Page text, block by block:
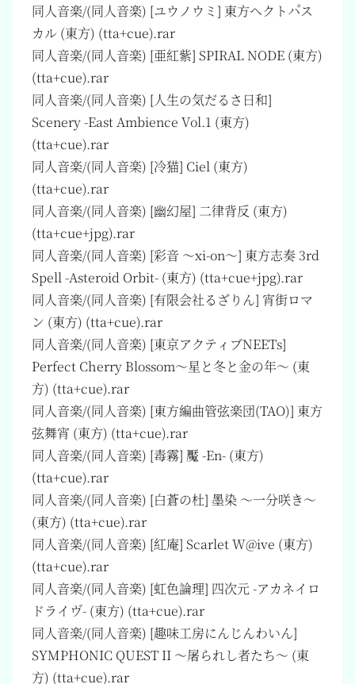
同人音楽/(同人音楽) [ユウノウミ] 東方ヘクトパス
カル (東方) (tta+cue).rar
同人音楽/(同人音楽) [亜紅紫] SPIRAL NODE (東方)
(tta+cue).rar
同人音楽/(同人音楽) [人生の気だるさ日和]
Scenery -East Ambience Vol.1 (東方)
(tta+cue).rar
同人音楽/(同人音楽) [冷猫] Ciel (東方)
(tta+cue).rar
同人音楽/(同人音楽) [幽幻屋] 二律背反 (東方)
(tta+cue+jpg).rar
同人音楽/(同人音楽) [彩音 ～xi-on～] 東方志奏 3rd
Spell -Asteroid Orbit- (東方) (tta+cue+jpg).rar
同人音楽/(同人音楽) [有限会社るざりん] 宵街ロマ
ン (東方) (tta+cue).rar
同人音楽/(同人音楽) [東京アクティブNEETs]
Perfect Cherry Blossom～星と冬と金の年～ (東
方) (tta+cue).rar
同人音楽/(同人音楽) [東方編曲管弦楽団(TAO)] 東方
弦舞宵 (東方) (tta+cue).rar
同人音楽/(同人音楽) [毒霧] 魘 -En- (東方)
(tta+cue).rar
同人音楽/(同人音楽) [白蒼の杜] 墨染 ～一分咲き～
(東方) (tta+cue).rar
同人音楽/(同人音楽) [紅庵] Scarlet W@ive (東方)
(tta+cue).rar
同人音楽/(同人音楽) [虹色論理] 四次元 -アカネイロ
ドライヴ- (東方) (tta+cue).rar
同人音楽/(同人音楽) [趣味工房にんじんわいん]
SYMPHONIC QUEST II ～屠られし者たち～ (東
方) (tta+cue).rar